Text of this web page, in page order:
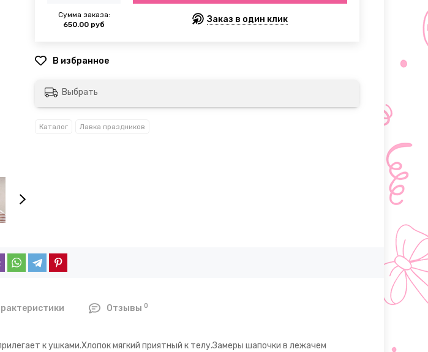
Сумма заказа:
650.00 руб
Заказ в один клик
Выбрать
Каталог Лавка праздников
Отзывы 0
к ушками.Хлопок мягкий приятный к телу.Замеры шапочки в лежачем